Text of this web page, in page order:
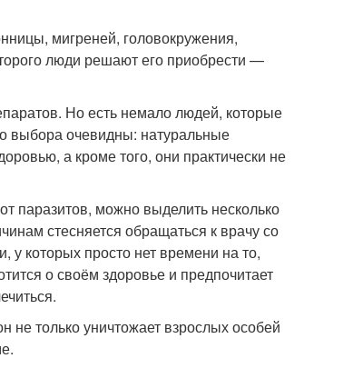
мигреней, головокружения,
люди решают его приобрести —
Но есть немало людей, которые
выбора очевидны: натуральные
а кроме того, они практически не
паразитов, можно выделить несколько
стесняется обращаться к врачу со
у которых просто нет времени на то,
о своём здоровье и предпочитает
не только уничтожает взрослых особей